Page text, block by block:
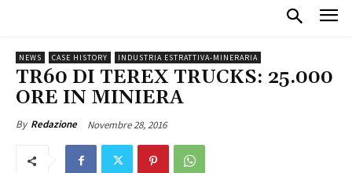
NEWS CASE HISTORY INDUSTRIA ESTRATTIVA-MINERARIA
TR60 DI TEREX TRUCKS: 25.000
ORE IN MINIERA
By Redazione Novembre 28, 2016